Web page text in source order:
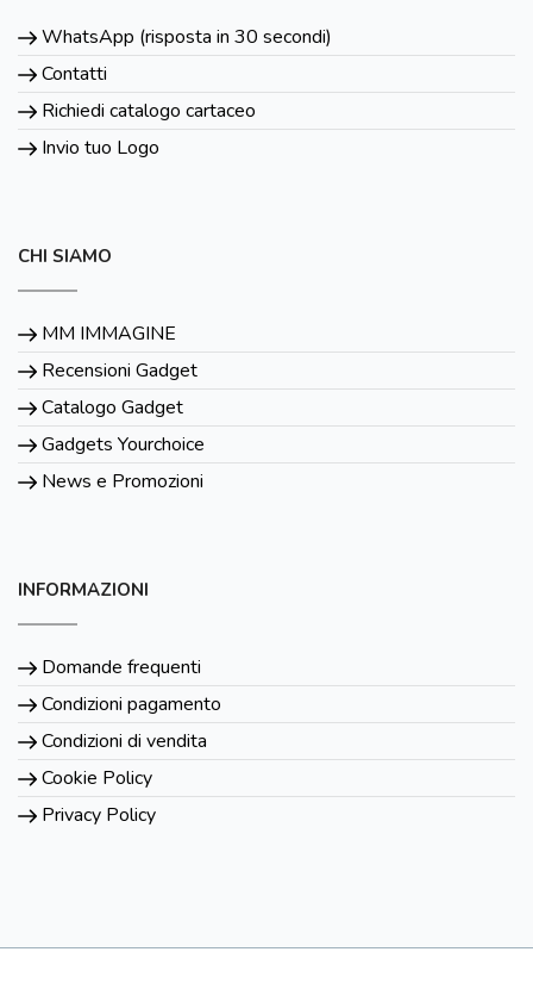
WhatsApp (risposta in 30 secondi)
Contatti
Richiedi catalogo cartaceo
Invio tuo Logo
CHI SIAMO
MM IMMAGINE
Recensioni Gadget
Catalogo Gadget
Gadgets Yourchoice
News e Promozioni
INFORMAZIONI
Domande frequenti
Condizioni pagamento
Condizioni di vendita
Cookie Policy
Privacy Policy